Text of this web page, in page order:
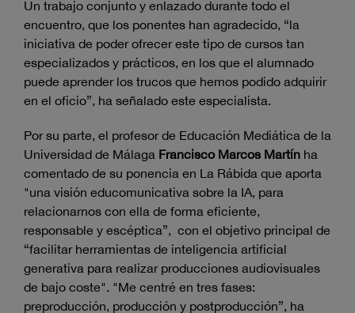
Un trabajo conjunto y enlazado durante todo el
encuentro, que los ponentes han agradecido, “la
iniciativa de poder ofrecer este tipo de cursos tan
especializados y prácticos, en los que el alumnado
puede aprender los trucos que hemos podido adquirir
en el oficio”, ha señalado este especialista.
Por su parte, el profesor de Educación Mediática de la
Universidad de Málaga Francisco Marcos Martín ha
comentado de su ponencia en La Rábida que aporta
"una visión educomunicativa sobre la IA, para
relacionarnos con ella de forma eficiente,
responsable y escéptica”, con el objetivo principal de
“facilitar herramientas de inteligencia artificial
generativa para realizar producciones audiovisuales
de bajo coste". "Me centré en tres fases:
preproducción, producción y postproducción”, ha